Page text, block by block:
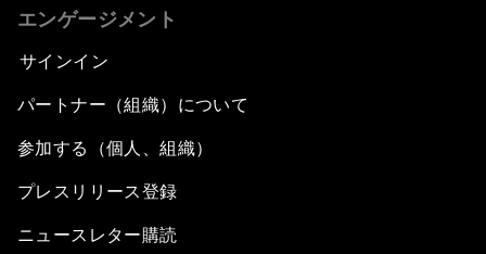
エンゲージメント
サインイン
パートナー（組織）について
参加する（個人、組織）
プレスリリース登録
ニュースレター購読